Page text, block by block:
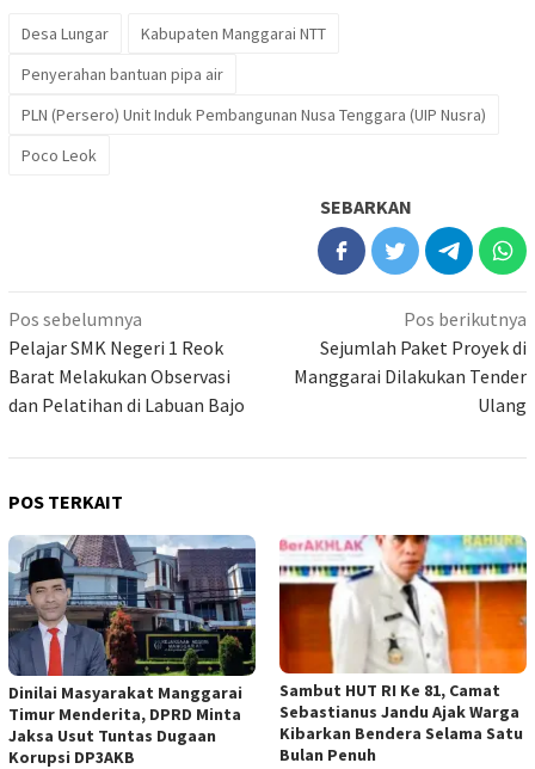
Desa Lungar
Kabupaten Manggarai NTT
Penyerahan bantuan pipa air
PLN (Persero) Unit Induk Pembangunan Nusa Tenggara (UIP Nusra)
Poco Leok
SEBARKAN
Navigasi
pos
Pos sebelumnya
Pelajar SMK Negeri 1 Reok
Barat Melakukan Observasi
dan Pelatihan di Labuan Bajo
Pos berikutnya
Sejumlah Paket Proyek di
Manggarai Dilakukan Tender
Ulang
POS TERKAIT
Dinilai Masyarakat Manggarai
Timur Menderita, DPRD Minta
Jaksa Usut Tuntas Dugaan
Korupsi DP3AKB
Sambut HUT RI Ke 81, Camat
Sebastianus Jandu Ajak Warga
Kibarkan Bendera Selama Satu
Bulan Penuh